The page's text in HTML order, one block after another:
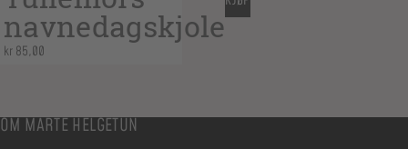
navnedagskjole
kr 85,00
OM MARTE HELGETUN